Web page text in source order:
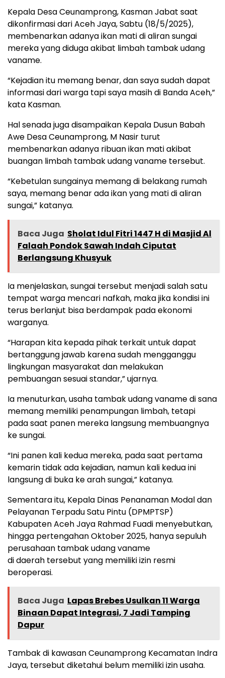
Kepala Desa Ceunamprong, Kasman Jabat saat
dikonfirmasi dari Aceh Jaya, Sabtu (18/5/2025),
membenarkan adanya ikan mati di aliran sungai
mereka yang diduga akibat limbah tambak udang
vaname.
“Kejadian itu memang benar, dan saya sudah dapat
informasi dari warga tapi saya masih di Banda Aceh,”
kata Kasman.
Hal senada juga disampaikan Kepala Dusun Babah
Awe Desa Ceunamprong, M Nasir turut
membenarkan adanya ribuan ikan mati akibat
buangan limbah tambak udang vaname tersebut.
“Kebetulan sungainya memang di belakang rumah
saya, memang benar ada ikan yang mati di aliran
sungai,” katanya.
Baca Juga Sholat Idul Fitri 1447 H di Masjid Al
Falaah Pondok Sawah Indah Ciputat
Berlangsung Khusyuk
Ia menjelaskan, sungai tersebut menjadi salah satu
tempat warga mencari nafkah, maka jika kondisi ini
terus berlanjut bisa berdampak pada ekonomi
warganya.
“Harapan kita kepada pihak terkait untuk dapat
bertanggung jawab karena sudah mengganggu
lingkungan masyarakat dan melakukan
pembuangan sesuai standar,” ujarnya.
Ia menuturkan, usaha tambak udang vaname di sana
memang memiliki penampungan limbah, tetapi
pada saat panen mereka langsung membuangnya
ke sungai.
“Ini panen kali kedua mereka, pada saat pertama
kemarin tidak ada kejadian, namun kali kedua ini
langsung di buka ke arah sungai,” katanya.
Sementara itu, Kepala Dinas Penanaman Modal dan
Pelayanan Terpadu Satu Pintu (DPMPTSP)
Kabupaten Aceh Jaya Rahmad Fuadi menyebutkan,
hingga pertengahan Oktober 2025, hanya sepuluh
perusahaan tambak udang vaname
di daerah tersebut yang memiliki izin resmi
beroperasi.
Baca Juga Lapas Brebes Usulkan 11 Warga
Binaan Dapat Integrasi, 7 Jadi Tamping
Dapur
Tambak di kawasan Ceunamprong Kecamatan Indra
Jaya, tersebut diketahui belum memiliki izin usaha.